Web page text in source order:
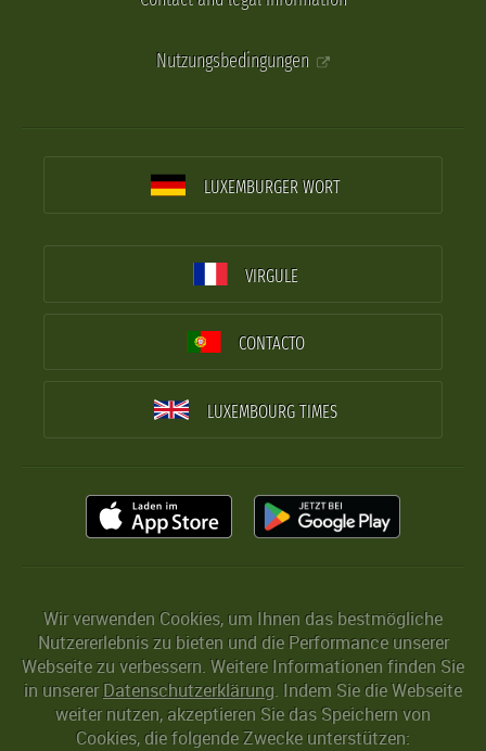
Nutzungsbedingungen
LUXEMBURGER WORT
VIRGULE
CONTACTO
LUXEMBOURG TIMES
Wir verwenden Cookies, um Ihnen das bestmögliche
Nutzererlebnis zu bieten und die Performance unserer
Webseite zu verbessern. Weitere Informationen finden Sie
in unserer Datenschutzerklärung. Indem Sie die Webseite
weiter nutzen, akzeptieren Sie das Speichern von
Cookies, die folgende Zwecke unterstützen: